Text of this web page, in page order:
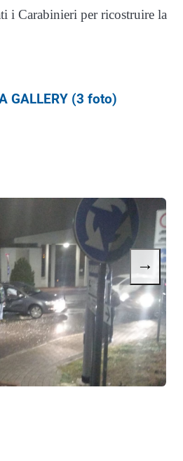
i Carabinieri per ricostruire la
GALLERY (3 foto)
→